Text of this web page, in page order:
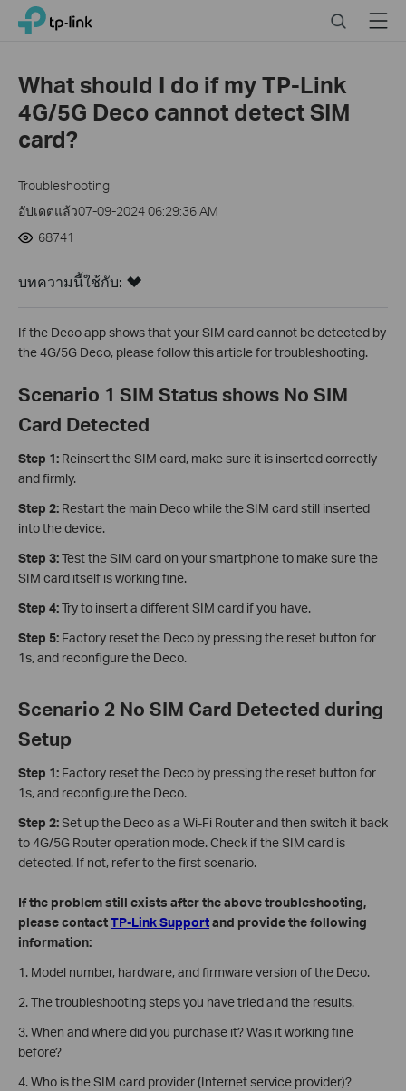
Click
navigation
TP-Link, Reliably Smart SearchMenu
What should I do if my TP-Link
4G/5G Deco cannot detect SIM
card?
Troubleshooting
อัปเดตแล้ว07-09-2024 06:29:36 AM
68741
บทความนี้ใช้กับ:
If the Deco app shows that your SIM card cannot be detected by
the 4G/5G Deco, please follow this article for troubleshooting.
Scenario 1 SIM Status shows No SIM
Card Detected
Step 1: Reinsert the SIM card, make sure it is inserted correctly
and firmly.
Step 2: Restart the main Deco while the SIM card still inserted
into the device.
Step 3:Test the SIM card on your smartphone to make sure the
SIM card itself is working fine.
Step 4:Try to insert a different SIM card if you have.
Step 5: Factory reset the Deco by pressing the reset button for
1s, and reconfigure the Deco.
Scenario 2 No SIM Card Detected during
Setup
Step 1: Factory reset the Deco by pressing the reset button for
1s, and reconfigure the Deco.
Step 2:Set up the Deco as a Wi-Fi Router and then switch it back
to 4G/5G Router operation mode. Check if the SIM card is
detected. If not, refer to the first scenario.
If the problem still exists after the above troubleshooting,
please contactTP-Link Supportand provide the following
information:
1. Model number, hardware, and firmware version of the Deco.
2. The troubleshooting steps you have tried and the results.
3. When and where did you purchase it? Was it working fine
before?
4. Who is the SIM card provider (Internet service provider)?